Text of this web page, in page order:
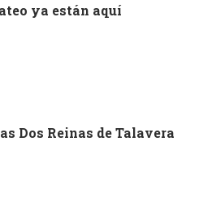
ya están aquí